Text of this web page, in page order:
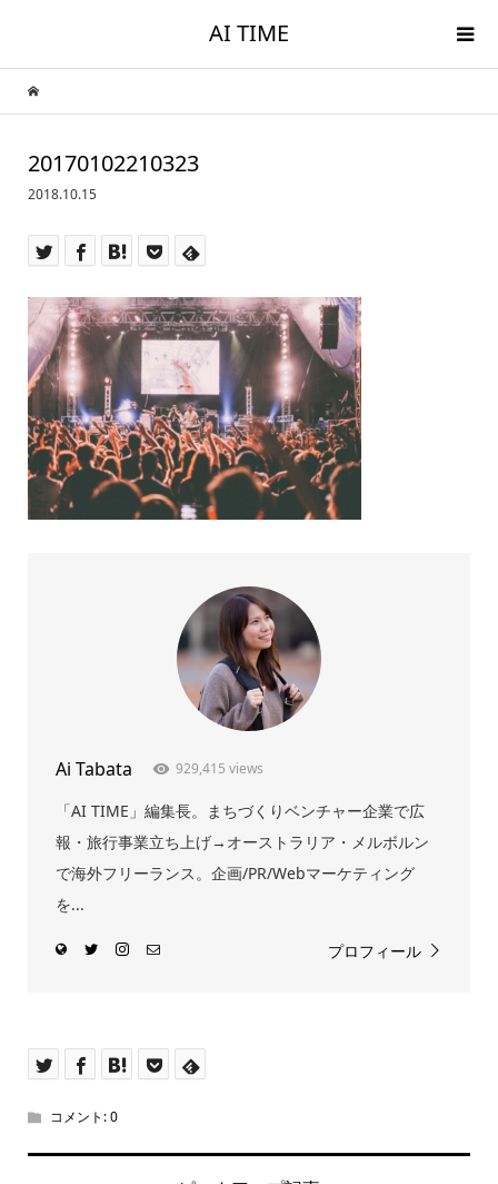
AI TIME
20170102210323
2018.10.15
Ai Tabata 929,415 views
「AI TIME」編集長。まちづくりベンチャー企業で広
報・旅行事業立ち上げ→オーストラリア・メルボルン
で海外フリーランス。企画/PR/Webマーケティング
を...
プロフィール
コメント:0